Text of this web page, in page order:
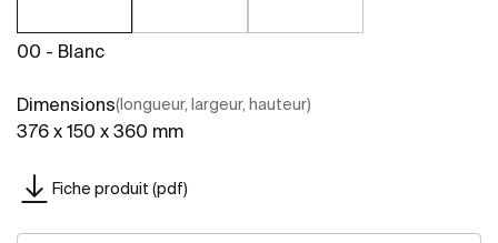
00 - Blanc
Dimensions(longueur, largeur, hauteur)
376 x 150 x 360 mm
Fiche produit (pdf)